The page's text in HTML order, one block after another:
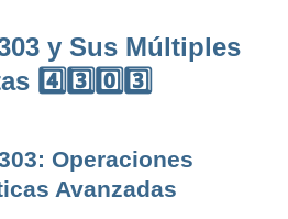
y Sus Múltiples
4️⃣3️⃣0️⃣3️⃣
Operaciones
Avanzadas